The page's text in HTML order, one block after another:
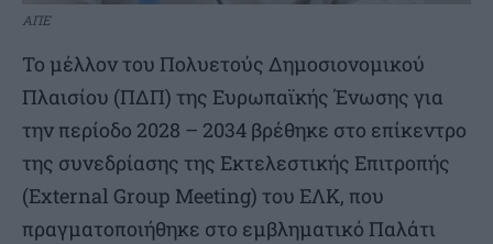
ΑΠΕ
Το μέλλον του Πολυετούς Δημοσιονομικού
Πλαισίου (ΠΔΠ) της Ευρωπαϊκής Ένωσης για
την περίοδο 2028 – 2034 βρέθηκε στο επίκεντρο
της συνεδρίασης της Εκτελεστικής Επιτροπής
(External Group Meeting) του ΕΛΚ, που
πραγματοποιήθηκε στο εμβληματικό Παλάτι